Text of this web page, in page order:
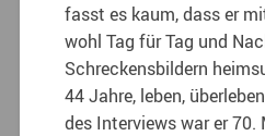
fasst es kaum, dass er
wohl Tag für Tag und
Schreckensbildern
44 Jahre, leben,
des Interviews war er 70.